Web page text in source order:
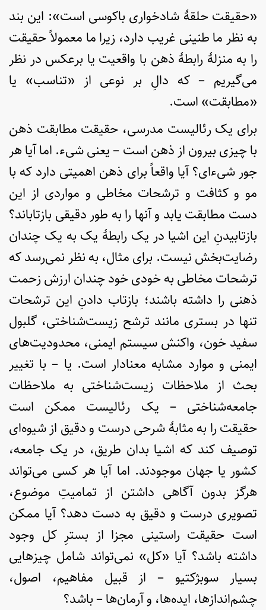
«حقیقت حلقۀ شادخواری باکوسی است»: این بند
به نظر ما طنینی غریب دارد، زیرا ما معمولاً حقیقت
را به منزلۀ رابطۀ ذهن با واقعیت یا برعکس در نظر
می‌گیریم – که دالِ بر نوعی از «تناسب» یا
«مطابقت» است.
برای یک رئالیست مدرسی، حقیقت مطابقت ذهن
با چیزی بیرون از ذهن است – یعنی شیء. اما آیا هر
جور شیءای؟ آیا واقعاً برای ذهن اهمیتی دارد که با
مو و کثافت و ترشحات مخاطی و مواردی از این
دست مطابقت یابد و آنها را به طور دقیقی بازتاباند؟‌
بازتابیدنِ این اشیا در یک رابطۀ یک به یک چندان
رضایت‌بخش نیست. برای مثال، به نظر نمی‌رسد که
ترشحات مخاطی به خودی خود چندان ارزش زحمت
ذهنی‌ را داشته باشند؛ بازتاب دادنِ این ترشحات
تنها در بستری مانند ترشح زیست‌شناختی، گلبول
سفید خون، واکنش سیستم ایمنی، محدودیت‌های
ایمنی و موارد مشابه معنادار است. یا – با تغییر
بحث از ملاحظات زیست‌شناختی به ملاحظات
جامعه‌شناختی – یک رئالیست ممکن است
حقیقت را به مثابۀ شرحی درست و دقیق از شیوه‌ای
توصیف کند که اشیا بدان طریق، در یک جامعه،
کشور یا جهان موجودند. اما آیا هر کسی می‌تواند
هرگز بدون آگاهی داشتن از تمامیتِ موضوع،
تصویری درست و دقیق به دست دهد؟ آیا ممکن
است حقیقت راستینی مجزا از بسترِ کل وجود
داشته باشد؟‌ آیا «کل» نمی‌تواند شامل چیزهایی
بسیار سوبژکتیو – از قبیل مفاهیم، اصول،
چشم‌اندازها، ایده‌ها، و آرمان‌ها – باشد؟